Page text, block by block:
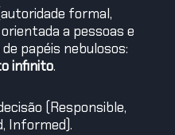
formal,
a pessoas e
papéis nebulosos:
infinito.
(Responsible,
Informed).